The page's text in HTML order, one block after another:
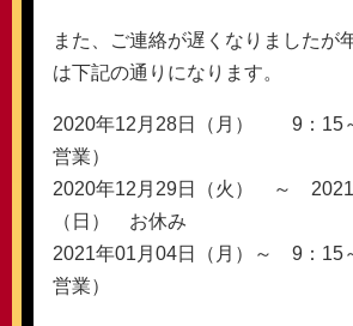
また、ご連絡が遅くなりましたが
は下記の通りになります。
2020年12月28日（月） 9：15
営業）
2020年12月29日（火） ～ 2021
（日） お休み
2021年01月04日（月）～ 9：15
営業）